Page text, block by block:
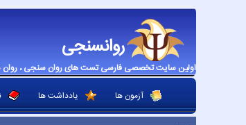
روانسنجی
اولین سایت تخصصی فارسی تست های روان سنجی ،
آزمون ها یادداشت ها